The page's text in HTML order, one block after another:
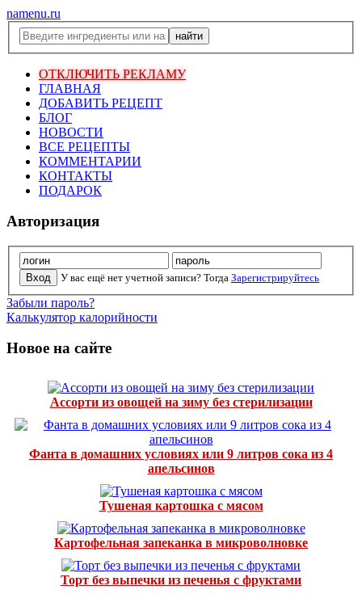
namenu.ru
ОТКЛЮЧИТЬ РЕКЛАМУ
ГЛАВНАЯ
ДОБАВИТЬ РЕЦЕПТ
БЛОГ
НОВОСТИ
ВСЕ РЕЦЕПТЫ
КОММЕНТАРИИ
КОНТАКТЫ
ПОДАРОК
Авторизация
У вас ещё нет учетной записи? Тогда Зарегистрируйтесь
Забыли пароль?
Калькулятор калорийности
Новое на сайте
Ассорти из овощей на зиму без стерилизации
Фанта в домашних условиях или 9 литров сока из 4
апельсинов
Тушеная картошка с мясом
Картофельная запеканка в микроволновке
Торт без выпечки из печенья с фруктами